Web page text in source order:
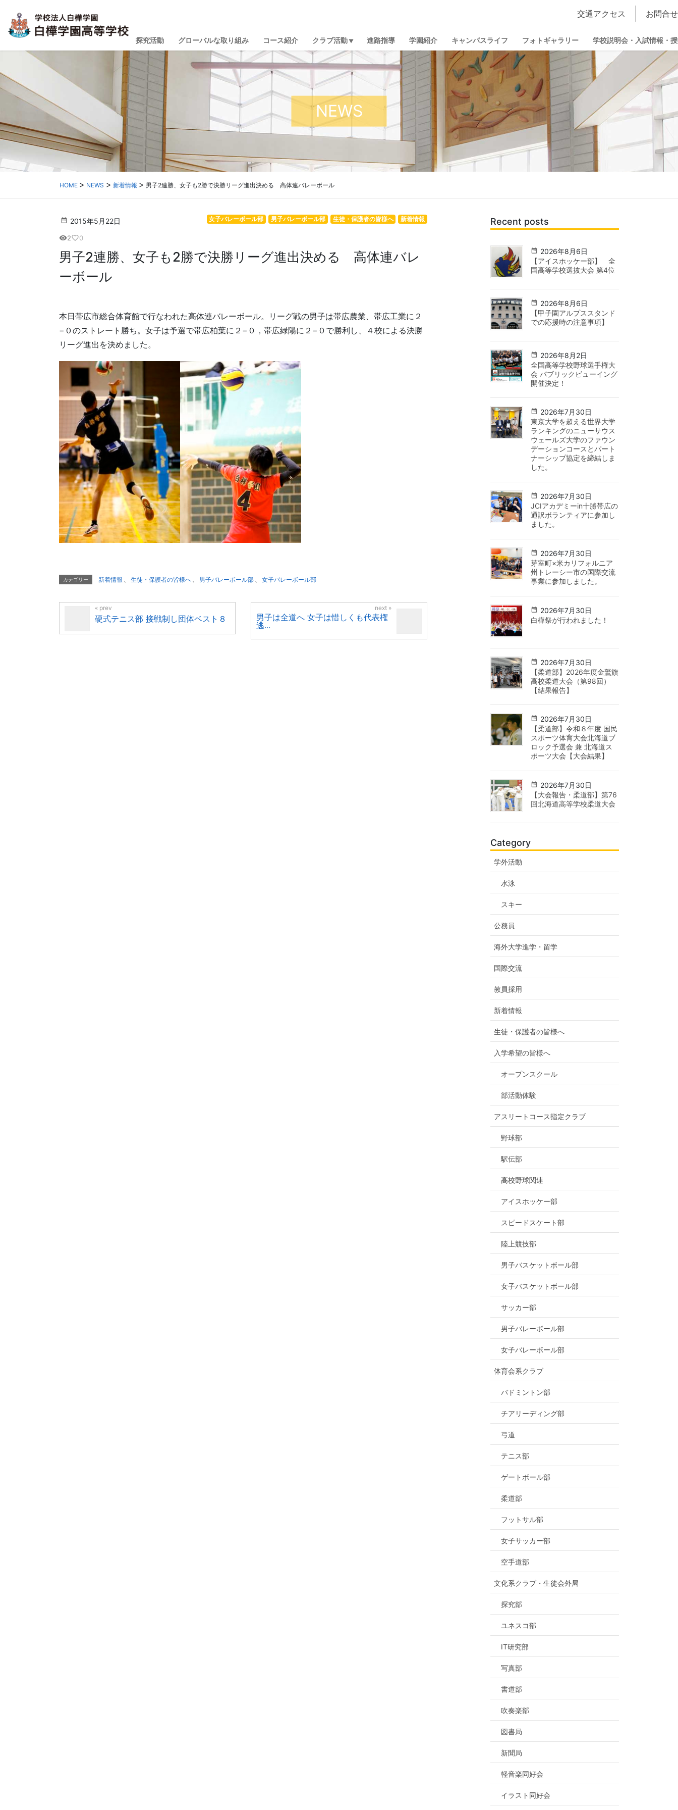
交通アクセス お問合せ
探究活動 グローバルな取り組み コース紹介 クラブ活動 進路指導 学園紹介 キャンパスライフ フォトギャラリー 学校説明会・入試情報・
NEWS
HOME NEWS 新着情報 男子2連勝、女子も2勝で決勝リーグ進出決める 高体連バレーボール
2015年5月22日 新着情報
生徒・保護者の皆様へ
男子バレーボール部
女子バレーボール部
visibility2favorite_border0
男子2連勝、女子も2勝で決勝リーグ進出決める 高体連バレ
ーボール
本日帯広市総合体育館で行なわれた高体連バレーボール。リーグ戦の男子は帯広農業、帯広工業に２
−０のストレート勝ち。女子は予選で帯広柏葉に２−０，帯広緑陽に２−０で勝利し、４校による決勝
リーグ進出を決めました。
カテゴリー 新着情報 生徒・保護者の皆様へ 男子バレーボール部 女子バレーボール部
硬式テニス部 接戦制し団体ベスト８
男子は全道へ 女子は惜しくも代表権
逃...
Recent posts
2026年8月6日
【アイスホッケー部】 全
国高等学校選抜大会 第4位
2026年8月6日
【甲子園アルプススタンド
での応援時の注意事項】
2026年8月2日
全国高等学校野球選手権大
会 パブリックビューイング
開催決定！
2026年7月30日
東京大学を超える世界大学
ランキングのニューサウス
ウェールズ大学のファウン
デーションコースとパート
ナーシップ協定を締結しま
した。
2026年7月30日
JCIアカデミーin十勝帯広の
通訳ボランティアに参加し
ました。
2026年7月30日
芽室町×米カリフォルニア
州トレーシー市の国際交流
事業に参加しました。
2026年7月30日
白樺祭が行われました！
2026年7月30日
【柔道部】2026年度金鷲旗
高校柔道大会（第98回）
【結果報告】
2026年7月30日
【柔道部】令和８年度 国民
スポーツ体育大会北海道ブ
ロック予選会 兼 北海道ス
ポーツ大会【大会結果】
2026年7月30日
【大会報告・柔道部】第76
回北海道高等学校柔道大会
Category
学外活動
水泳
スキー
公務員
海外大学進学・留学
国際交流
教員採用
新着情報
生徒・保護者の皆様へ
入学希望の皆様へ
オープンスクール
部活動体験
アスリートコース指定クラブ
野球部
駅伝部
高校野球関連
アイスホッケー部
スピードスケート部
陸上競技部
男子バスケットボール部
女子バスケットボール部
サッカー部
男子バレーボール部
女子バレーボール部
体育会系クラブ
バドミントン部
チアリーディング部
弓道
テニス部
ゲートボール部
柔道部
フットサル部
女子サッカー部
空手道部
文化系クラブ・生徒会外局
探究部
ユネスコ部
IT研究部
写真部
書道部
吹奏楽部
図書局
新聞局
軽音楽同好会
イラスト同好会